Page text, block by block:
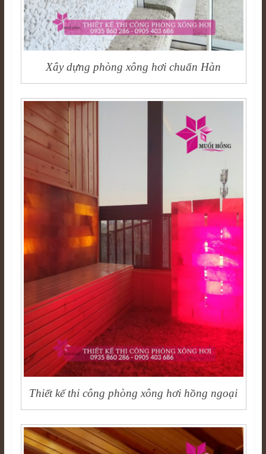
Xây dựng phòng xông hơi chuẩn Hàn
Thiết kế thi công phòng xông hơi hồng ngoại